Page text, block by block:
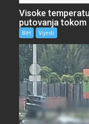
Visoke
putovanja tokom
BiH Vijesti